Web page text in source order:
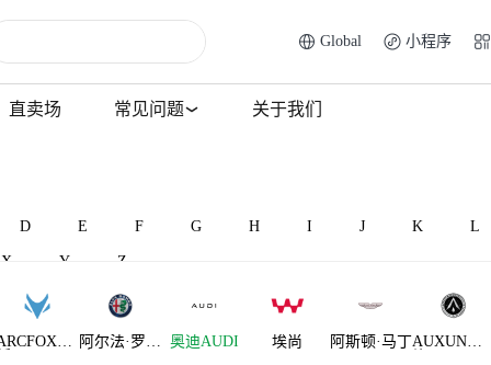
Global 小程序
直卖场 常见问题 关于我们
D E F G H I J K L
X Y Z
极 阿尔法·罗密 奥迪AUDI 埃尚 阿斯顿·马丁AUXUN傲